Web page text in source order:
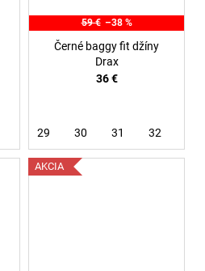
59 € –38 %
Černé baggy fit džíny
Drax
36 €
29 30 31 32
AKCIA